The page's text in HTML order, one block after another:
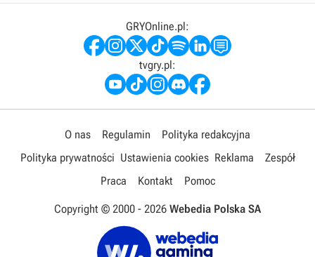
GRYOnline.pl:
tvgry.pl:
O nas Regulamin
Polityka redakcyjna
Polityka prywatności Ustawienia cookies Reklama
Zespół
Praca
Kontakt Pomoc
Copyright © 2000 - 2026 Webedia Polska SA